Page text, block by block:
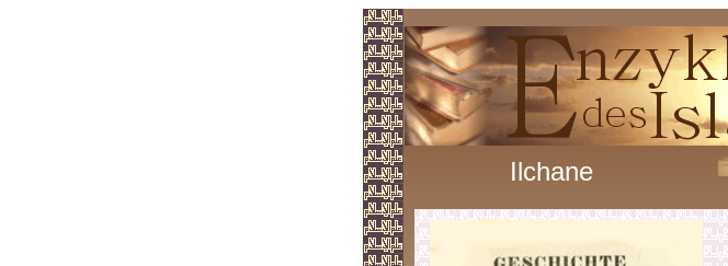
Ilchane